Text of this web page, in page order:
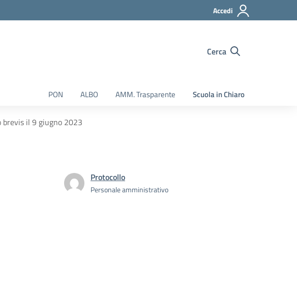
Accedi
Cerca
PON ALBO AMM. Trasparente Scuola in Chiaro
il 9 giugno 2023
Protocollo
Personale amministrativo